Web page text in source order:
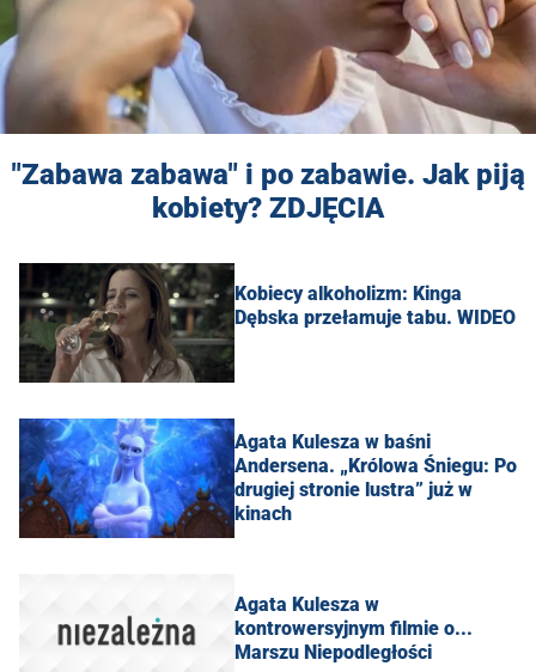
"Zabawa zabawa" i po zabawie. Jak piją
kobiety? ZDJĘCIA
Kobiecy alkoholizm: Kinga
Dębska przełamuje tabu. WIDEO
Agata Kulesza w baśni
Andersena. „Królowa Śniegu: Po
drugiej stronie lustra” już w
kinach
Agata Kulesza w
kontrowersyjnym filmie o...
Marszu Niepodległości